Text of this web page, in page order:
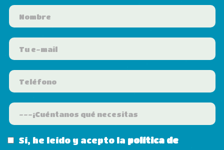
Sí, he leído y acepto la política de